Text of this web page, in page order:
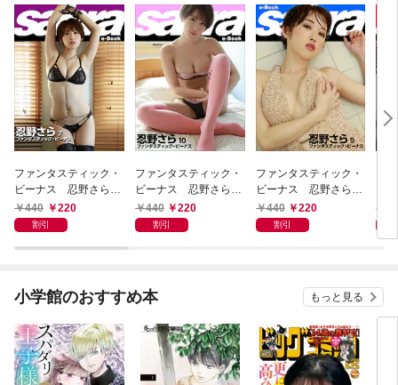
ファンタスティック・
ビーナス 忍野さら7
[sabra net e-Book]
440 220
割引
ファンタスティック・
ビーナス 忍野さら10
[sabra net e-Book]
440 220
割引
ファンタスティック・
ビーナス 忍野さら9
[sabra net e-Book]
440 220
割引
-
小学館のおすすめ本 もっと見る